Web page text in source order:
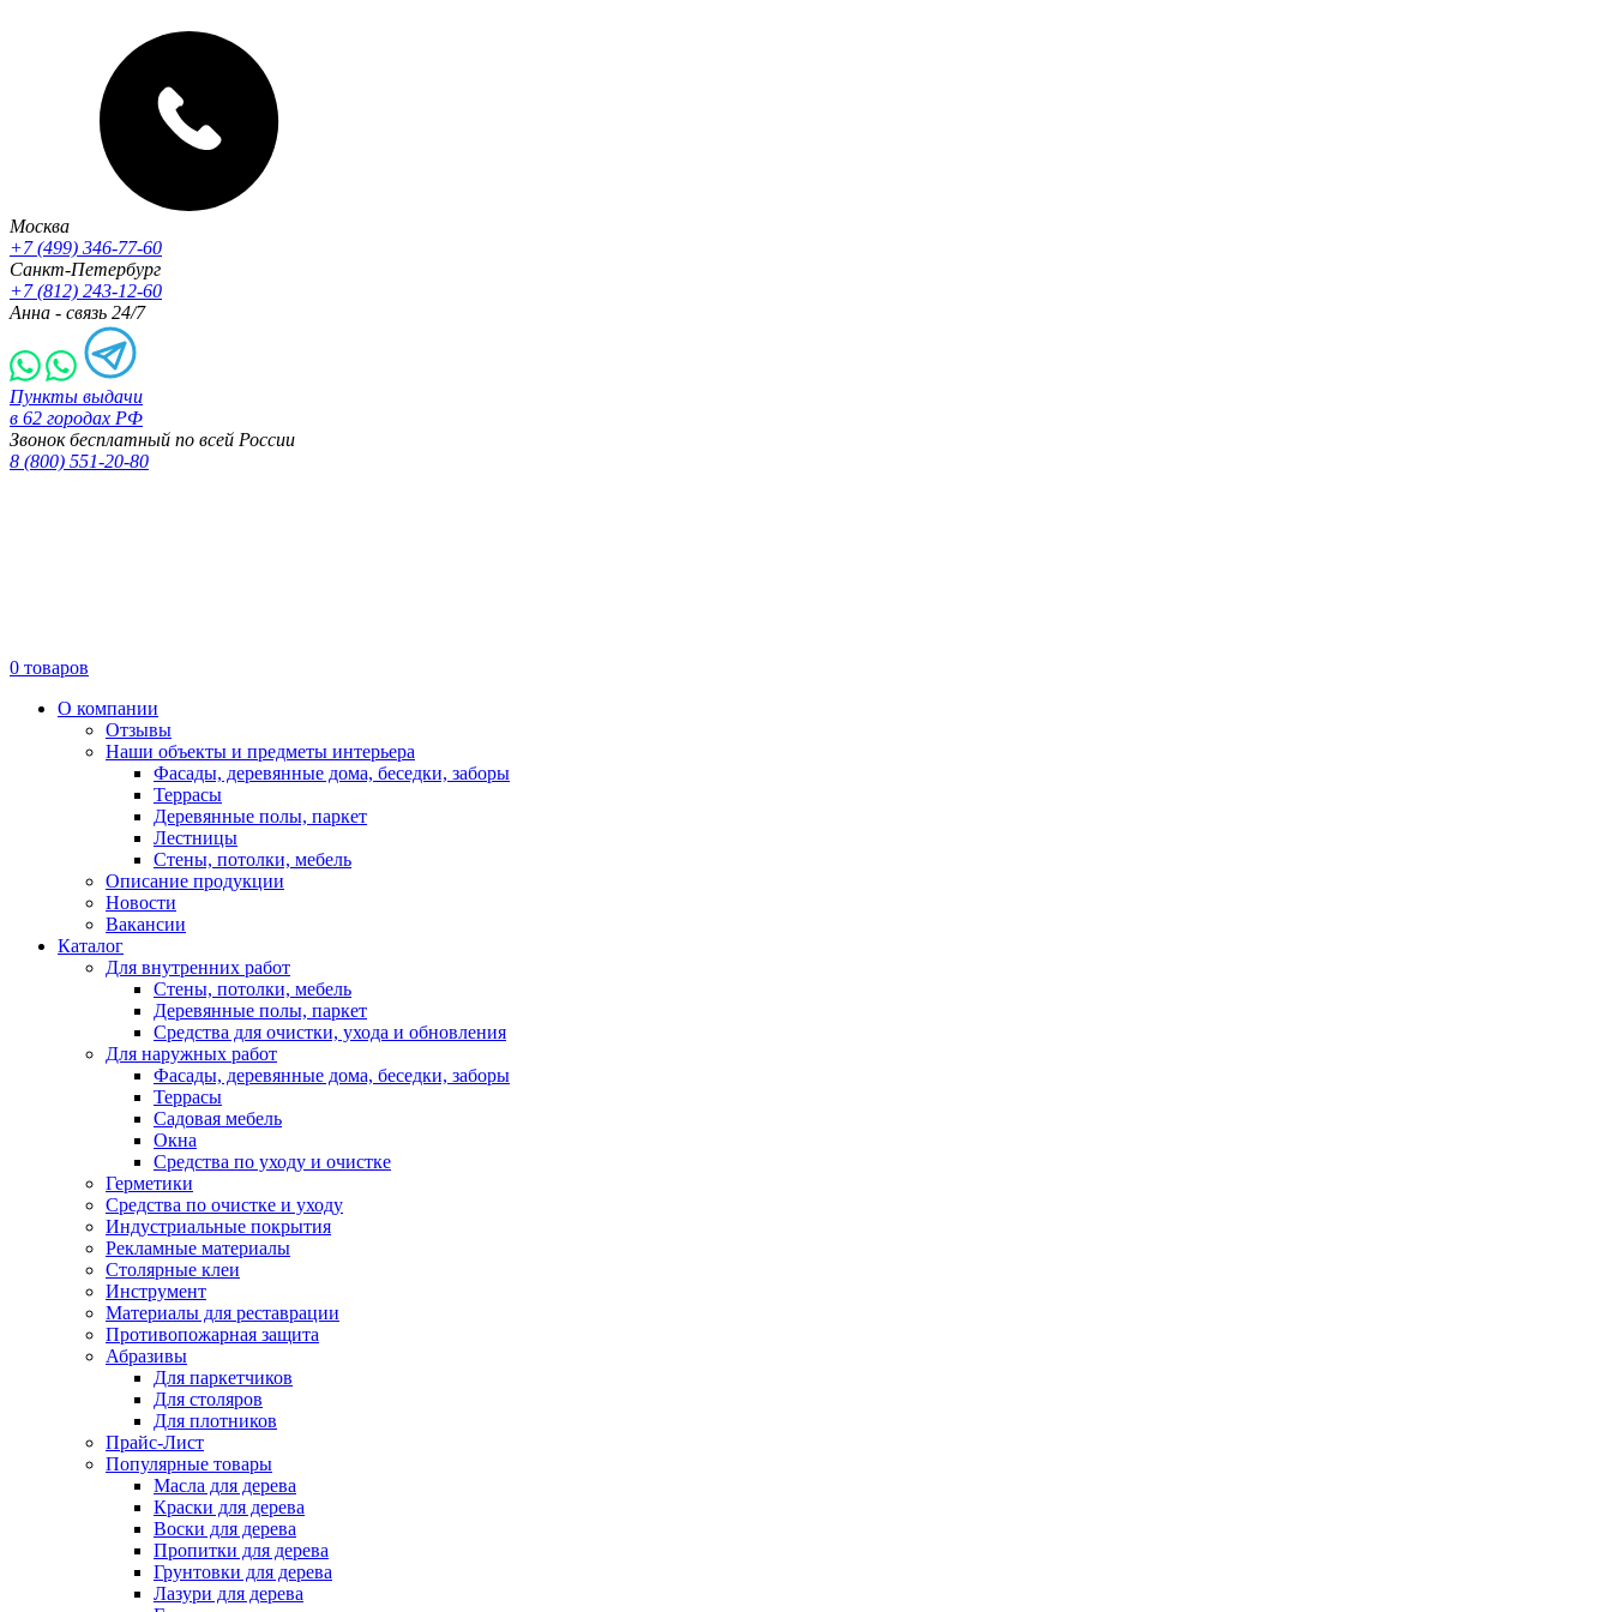
Москва
+7 (499) 346-77-60
Санкт-Петербург
+7 (812) 243-12-60
Анна - связь 24/7
Пункты выдачи
в 62 городах РФ
Звонок бесплатный по всей России
8 (800) 551-20-80
0 товаров
О компании
Отзывы
Наши объекты и предметы интерьера
Фасады, деревянные дома, беседки, заборы
Террасы
Деревянные полы, паркет
Лестницы
Стены, потолки, мебель
Описание продукции
Новости
Вакансии
Каталог
Для внутренних работ
Стены, потолки, мебель
Деревянные полы, паркет
Средства для очистки, ухода и обновления
Для наружных работ
Фасады, деревянные дома, беседки, заборы
Террасы
Садовая мебель
Окна
Средства по уходу и очистке
Герметики
Средства по очистке и уходу
Индустриальные покрытия
Рекламные материалы
Столярные клеи
Инструмент
Материалы для реставрации
Противопожарная защита
Абразивы
Для паркетчиков
Для столяров
Для плотников
Прайс-Лист
Популярные товары
Масла для дерева
Краски для дерева
Воски для дерева
Пропитки для дерева
Грунтовки для дерева
Лазури для дерева